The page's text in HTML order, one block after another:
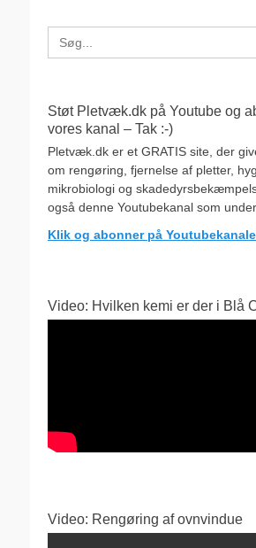
Search
for:
Støt Pletvæk.dk på Youtube og
vores kanal – Tak :-)
Pletvæk.dk er et GRATIS site, der
om rengøring, fjernelse af pletter,
mikrobiologi og
også denne Youtubekanal som
Klik og abonner på
Video: Hvilken kemi er der i Blå
Video: Rengøring af ovnvindue